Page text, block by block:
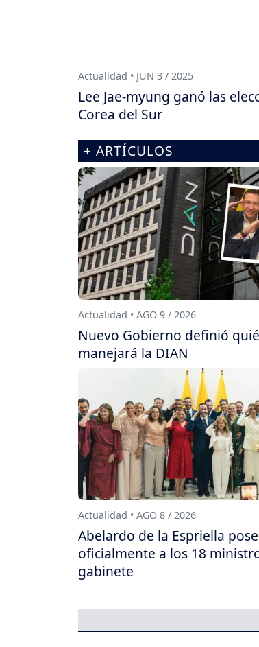
Actualidad • JUN 3 / 2025
Lee Jae-myung ganó las
Corea del Sur
+ ARTÍCULOS
Actualidad • AGO 9 / 2026
Nuevo Gobierno definió
manejará la DIAN
Actualidad • AGO 8 / 2026
Abelardo de la Espriella
oficialmente a los 18
gabinete